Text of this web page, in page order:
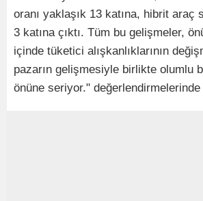
oranı yaklaşık 13 katına, hibrit araç
3 katına çıktı. Tüm bu gelişmeler,
içinde tüketici alışkanlıklarının
pazarın gelişmesiyle birlikte olumlu
önüne seriyor." değerlendirmelerinde